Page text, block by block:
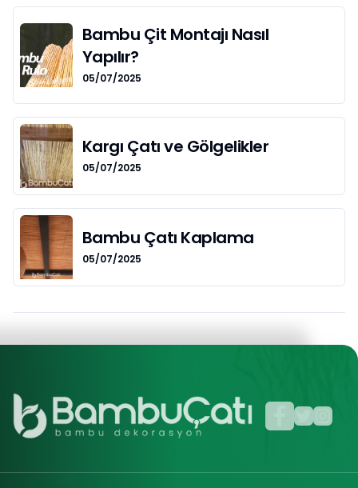
Bambu Çit Montajı Nasıl
Yapılır?
05/07/2025
Kargı Çatı ve Gölgelikler
05/07/2025
Bambu Çatı Kaplama
05/07/2025